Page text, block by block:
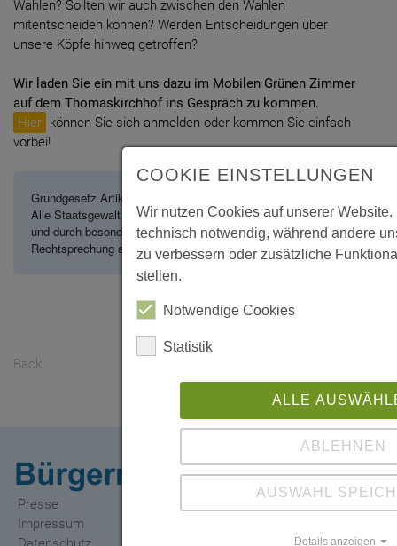
Wahlen? Sollten wir auch zwischen den Wahlen
mitentscheiden können? Werden Entscheidungen über
unsere Köpfe hinweg getroffen?
Wir laden Sie ein mit uns dazu im Mobilen Grünen Zimmer
auf dem Thomaskirchhof ins Gespräch zu kommen.
Hier
können Sie sich anmelden oder kommen Sie einfach
vorbei!
Grundgesetz Artikel 20,2
Alle Staatsgewalt geht vom Volke aus. Sie wird vom Volke in Wahlen
und durch besondere Organe der Gesetzgebung, der vollziehenden
Rechtsprechung ausgeübt.
Back
Presse
Impressum
COOKIE EINSTELLUNGEN
Wir nutzen Cookies auf unserer
technisch notwendig, während andere
zu verbessern oder zusätzliche
stellen.
Notwendige Cookies
Statistik
ALLE
ABLEHNEN
AUSWAHL
Details anzeigen